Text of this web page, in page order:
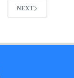
NEXT